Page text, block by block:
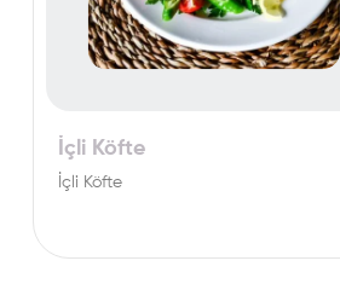
İçli Köfte
İçli Köfte